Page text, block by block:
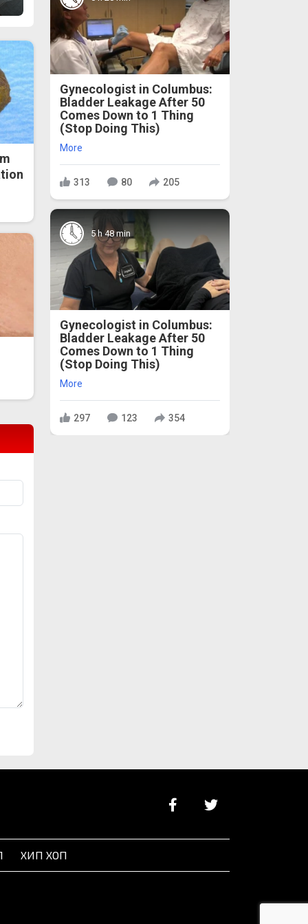
Gynecologist in Columbus:
Bladder Leakage After 50
Comes Down to 1 Thing
(Stop Doing This)
More
313 80 205
5 h 48 min
Gynecologist in Columbus:
Bladder Leakage After 50
Comes Down to 1 Thing
(Stop Doing This)
More
297 123 354
ХИП ХОП